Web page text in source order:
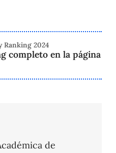
Ranking 2024
completo en la página
de